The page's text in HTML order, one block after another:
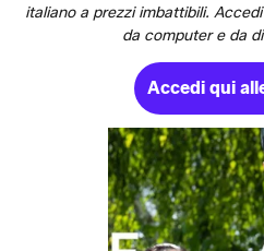
italiano a prezzi imbattibili.
da computer e da
Accedi qui